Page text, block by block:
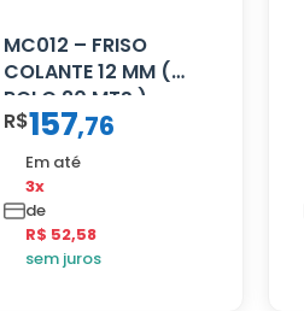
MC012 – FRISO
COLANTE 12 MM (
ROLO 20 MTS )
R$157,76
Em até
3x
de
R$ 52,58
sem juros